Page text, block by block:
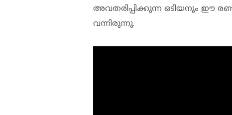
അവതരിപ്പിക്കുന്ന ഒടിയനും ഈ
വന്നിരുന്നു.